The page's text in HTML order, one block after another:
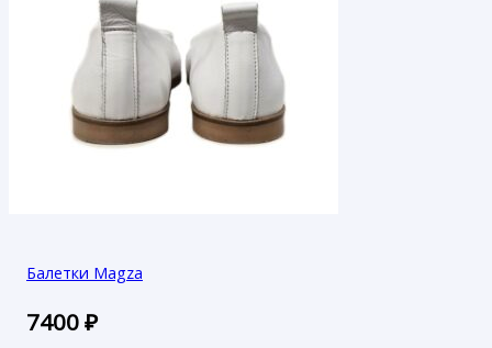
Балетки Magza
7400₽